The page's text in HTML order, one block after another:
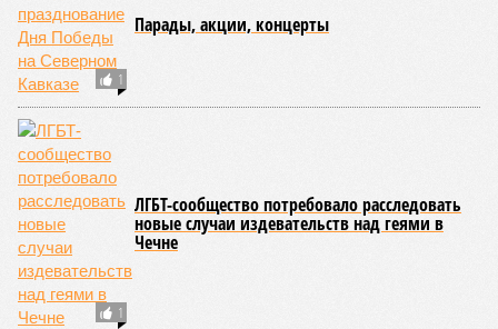
1
Парады, акции, концерты
1
ЛГБТ-сообщество потребовало расследовать
новые случаи издевательств над геями в
Чечне